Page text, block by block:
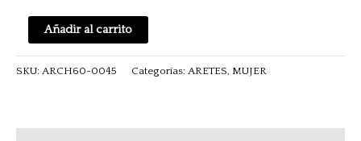
Añadir al carrito
SKU: ARCH60-0045 Categorías: ARETES, MUJER